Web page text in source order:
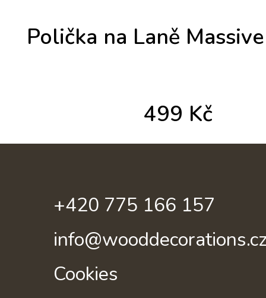
Polička na Laně
499 Kč
+420 775 166 157
Cookies